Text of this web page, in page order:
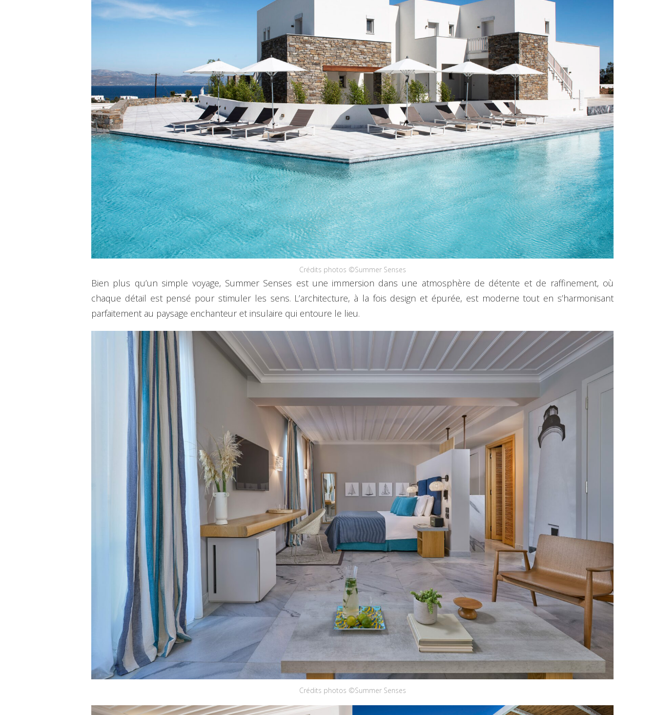
Crédits photos ©Summer Senses
Bien plus qu’un simple voyage, Summer Senses est une immersion dans une atmosphère de détente et de raffinement, où
chaque détail est pensé pour stimuler les sens. L’architecture, à la fois design et épurée, est moderne tout en s’harmonisant
parfaitement au paysage enchanteur et insulaire qui entoure le lieu.
Crédits photos ©Summer Senses